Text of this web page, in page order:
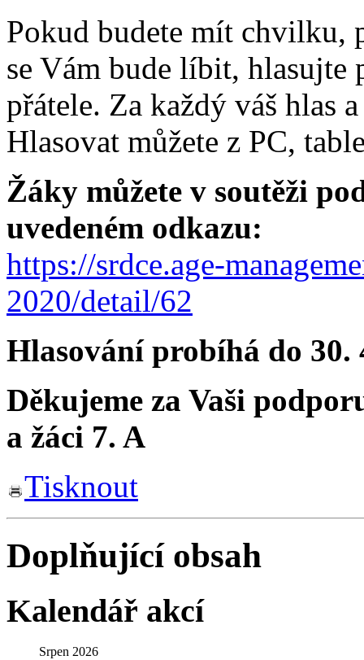
Pokud budete mít chvilku,
se Vám bude líbit, hlasujte
přátele. Za každý váš hlas
Hlasovat můžete z PC,
Žáky můžete v soutěži
uvedeném odkazu:
https://srdce.age-
2020/detail/62
Hlasování probíhá do 30.
Děkujeme za Vaši
a žáci 7. A
Tisknout
Doplňující obsah
Kalendář akcí
Srpen 2026